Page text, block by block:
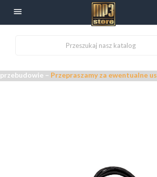

–Przepraszamy za ewentualne